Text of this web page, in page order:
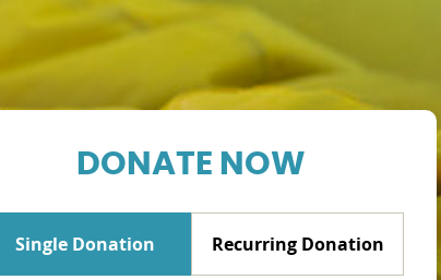
DONATE NOW
Single Donation Recurring Donation